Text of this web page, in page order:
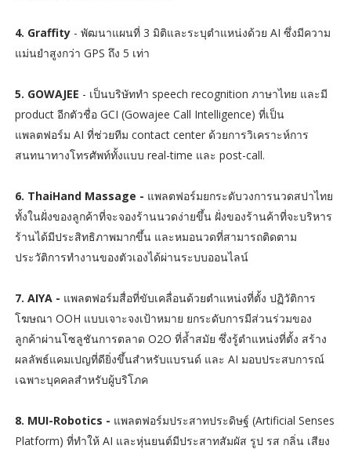
4. Graffity- พัฒนาแผนที่ 3 มิติและระบุตำแหน่งด้วย AI ซึ่งมีความ
แม่นยำสูงกว่า GPS ถึง 5 เท่า
5. GOWAJEE - เป็นบริษัททำ speech recognition ภาษาไทย และมี
product อีกตัวชื่อ GCI (Gowajee Call Intelligence) ที่เป็น
แพลตฟอร์ม AI ที่ช่วยทีม contact center ด้วยการวิเคราะห์การ
สนทนาทางโทรศัพท์ทั้งแบบ real-time และ post-call.
6. ThaiHand Massage - แพลตฟอร์มยกระดับวงการนวดสปาไทย
ทั้งในฝั่งของลูกค้าที่จะจองร้านนวดง่ายขึ้น ฝั่งของร้านค้าที่จะบริหาร
ร้านได้มีประสิทธิภาพมากขึ้น และหมอนวดที่สามารถติดตาม
ประวัติการทำงานของตัวเองได้ผ่านระบบออนไลน์
7. AIYA - แพลตฟอร์มสื่อที่ขับเคลื่อนด้วยตำแหน่งที่ตั้ง ปฏิวัติการ
โฆษณา OOH แบบเจาะจงเป้าหมาย ยกระดับการมีส่วนร่วมของ
ลูกค้าผ่านโซลูชันการตลาด O2O ที่ล้ำสมัย ซึ่งรู้ตำแหน่งที่ตั้ง สร้าง
ผลลัพธ์แคมเปญที่ดียิ่งขึ้นสำหรับแบรนด์ และ AI มอบประสบการณ์
เฉพาะบุคคลสำหรับผู้บริโภค
8. MUI-Robotics - แพลตฟอร์มประสาทประดิษฐ์ (Artificial Senses
Platform) ที่ทำให้ AI และหุ่นยนต์มีประสาทสัมผัส รูป รส กลิ่น เสียง